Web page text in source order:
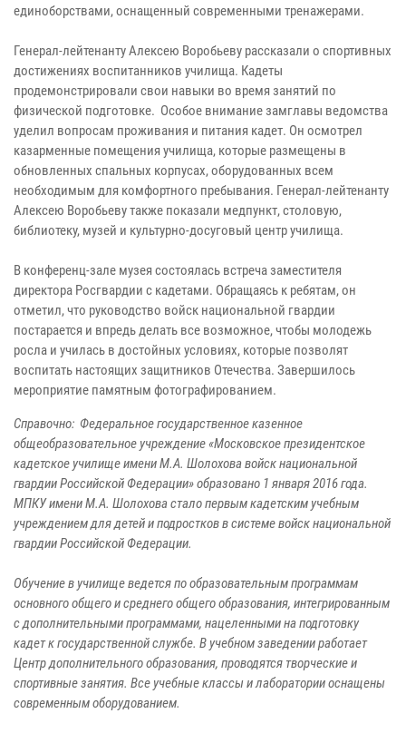
единоборствами, оснащенный современными тренажерами.
Генерал-лейтенанту Алексею Воробьеву рассказали о спортивных
достижениях воспитанников училища. Кадеты
продемонстрировали свои навыки во время занятий по
физической подготовке. Особое внимание замглавы ведомства
уделил вопросам проживания и питания кадет. Он осмотрел
казарменные помещения училища, которые размещены в
обновленных спальных корпусах, оборудованных всем
необходимым для комфортного пребывания. Генерал-лейтенанту
Алексею Воробьеву также показали медпункт, столовую,
библиотеку, музей и культурно-досуговый центр училища.
В конференц-зале музея состоялась встреча заместителя
директора Росгвардии с кадетами. Обращаясь к ребятам, он
отметил, что руководство войск национальной гвардии
постарается и впредь делать все возможное, чтобы молодежь
росла и училась в достойных условиях, которые позволят
воспитать настоящих защитников Отечества. Завершилось
мероприятие памятным фотографированием.
Справочно: Федеральное государственное казенное
общеобразовательное учреждение «Московское президентское
кадетское училище имени М.А. Шолохова войск национальной
гвардии Российской Федерации» образовано 1 января 2016 года.
МПКУ имени М.А. Шолохова стало первым кадетским учебным
учреждением для детей и подростков в системе войск национальной
гвардии Российской Федерации.
Обучение в училище ведется по образовательным программам
основного общего и среднего общего образования, интегрированным
с дополнительными программами, нацеленными на подготовку
кадет к государственной службе. В учебном заведении работает
Центр дополнительного образования, проводятся творческие и
спортивные занятия. Все учебные классы и лаборатории оснащены
современным оборудованием.